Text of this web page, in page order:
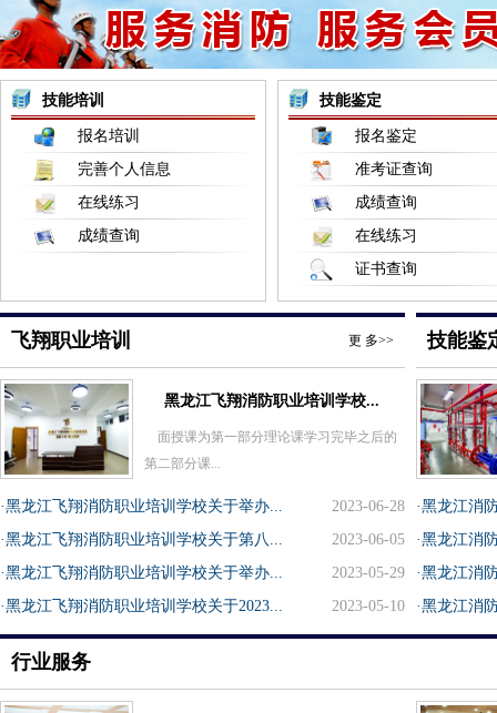
技能培训
报名培训
完善个人信息
在线练习
成绩查询
技能鉴定
报名鉴定
准考证查询
成绩查询
在线练习
证书查询
飞翔职业培训 更 多>>
黑龙江飞翔消防职业培训学校...
面授课为第一部分理论课学习完毕之后的
第二部分课...
2023-06-28
·黑龙江飞翔消防职业培训学校关于举办...
2023-06-05
·黑龙江飞翔消防职业培训学校关于第八...
2023-05-29
·黑龙江飞翔消防职业培训学校关于举办...
2023-05-10
·黑龙江飞翔消防职业培训学校关于2023...
技能鉴
·黑龙江消
·黑龙江消
·黑龙江消
·黑龙江消
行业服务